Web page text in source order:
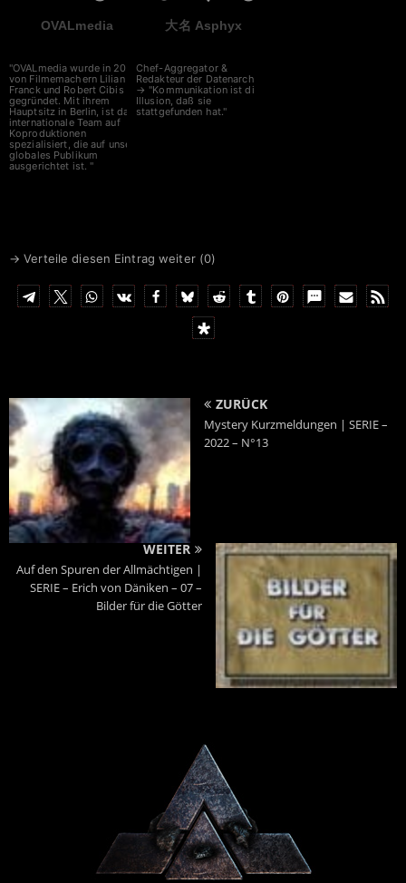
OVALmedia
"OVALmedia wurde in 2002
von Filmemachern Lilian
Franck und Robert Cibis
gegründet. Mit ihrem
Hauptsitz in Berlin, ist das
internationale Team auf
Koproduktionen
spezialisiert, die auf unser
globales Publikum
ausgerichtet ist. "
大名 Asphyx
Chef-Aggregator &
Redakteur der Datenarche
→ "Kommunikation ist die
Illusion, daß sie
stattgefunden hat."
→ Verteile diesen Eintrag weiter (0)
ZURÜCK
Mystery Kurzmeldungen | SERIE –
2022 – N°13
WEITER
Auf den Spuren der Allmächtigen |
SERIE – Erich von Däniken – 07 –
Bilder für die Götter
Powered By :